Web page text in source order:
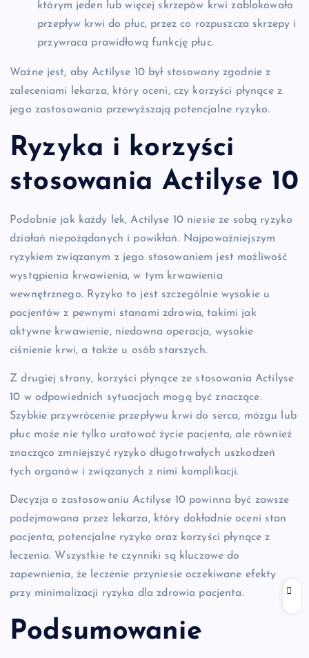
którym jeden lub więcej skrzepów krwi zablokowało
przepływ krwi do płuc, przez co rozpuszcza skrzepy i
przywraca prawidłową funkcję płuc.
Ważne jest, aby Actilyse 10 był stosowany zgodnie z
zaleceniami lekarza, który oceni, czy korzyści płynące z
jego zastosowania przewyższają potencjalne ryzyko.
Ryzyka i korzyści
stosowania Actilyse 10
Podobnie jak każdy lek, Actilyse 10 niesie ze sobą ryzyko
działań niepożądanych i powikłań. Najpoważniejszym
ryzykiem związanym z jego stosowaniem jest możliwość
wystąpienia krwawienia, w tym krwawienia
wewnętrznego. Ryzyko to jest szczególnie wysokie u
pacjentów z pewnymi stanami zdrowia, takimi jak
aktywne krwawienie, niedawna operacja, wysokie
ciśnienie krwi, a także u osób starszych.
Z drugiej strony, korzyści płynące ze stosowania Actilyse
10 w odpowiednich sytuacjach mogą być znaczące.
Szybkie przywrócenie przepływu krwi do serca, mózgu lub
płuc może nie tylko uratować życie pacjenta, ale również
znacząco zmniejszyć ryzyko długotrwałych uszkodzeń
tych organów i związanych z nimi komplikacji.
Decyzja o zastosowaniu Actilyse 10 powinna być zawsze
podejmowana przez lekarza, który dokładnie oceni stan
pacjenta, potencjalne ryzyko oraz korzyści płynące z
leczenia. Wszystkie te czynniki są kluczowe do
zapewnienia, że leczenie przyniesie oczekiwane efekty
przy minimalizacji ryzyka dla zdrowia pacjenta.
Podsumowanie